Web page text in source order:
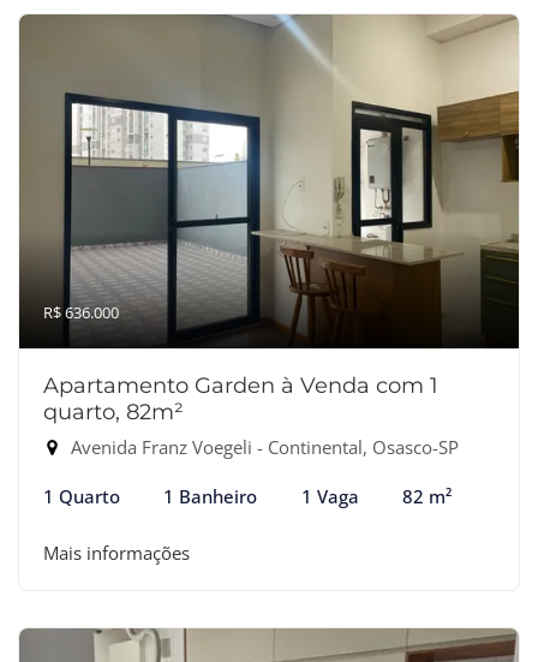
R$ 636.000
Apartamento Garden à Venda com 1
quarto, 82m²
Avenida Franz Voegeli - Continental, Osasco-SP
1 Quarto 1 Banheiro 1 Vaga 82 m²
Mais informações